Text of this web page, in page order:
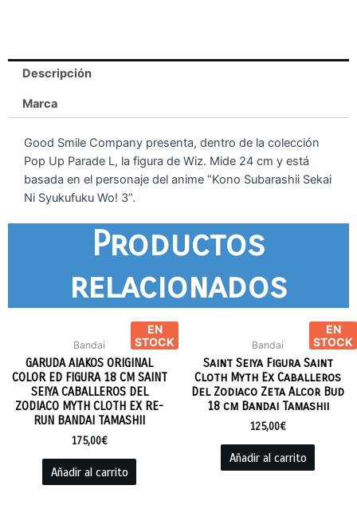
Descripción
Marca
Good Smile Company presenta, dentro de la colección
Pop Up Parade L, la figura de Wiz. Mide 24 cm y está
basada en el personaje del anime “Kono Subarashii Sekai
Ni Syukufuku Wo! 3”.
Productos
relacionados
EN
STOCK
Bandai
GARUDA AIAKOS ORIGINAL
COLOR ED FIGURA 18 CM SAINT
SEIYA CABALLEROS DEL
ZODIACO MYTH CLOTH EX RE-
RUN BANDAI TAMASHII
175,00€
Añadir al carrito
EN
STOCK
Bandai
Saint Seiya Figura Saint
Cloth Myth Ex Caballeros
Del Zodiaco Zeta Alcor Bud
18 cm Bandai Tamashii
125,00€
Añadir al carrito